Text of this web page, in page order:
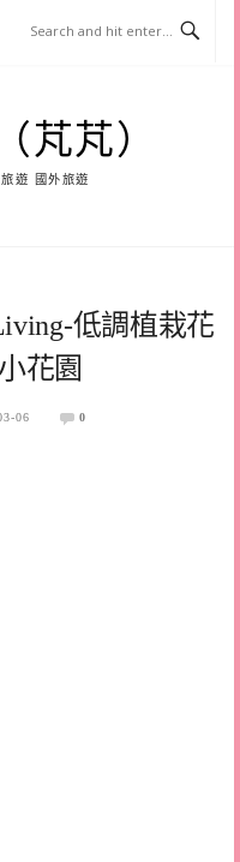
芃芃）
遊 國外旅遊
低調植栽花
花園
06 0